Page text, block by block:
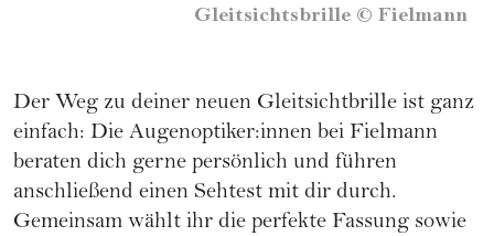
Gleitsichtsbrille © Fielmann
Der Weg zu deiner neuen Gleitsichtbrille ist ganz
einfach: Die Augenoptiker:innen bei Fielmann
beraten dich gerne persönlich und führen
anschließend einen Sehtest mit dir durch.
Gemeinsam wählt ihr die perfekte Fassung sowie